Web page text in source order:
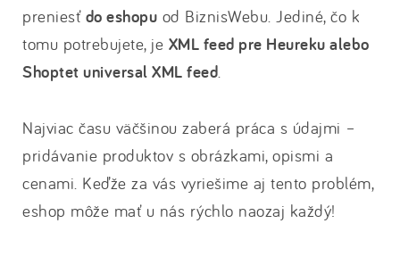
preniesť do eshopu od BiznisWebu. Jediné, čo k
tomu potrebujete, je XML feed pre Heureku alebo
Shoptet universal XML feed.
Najviac času väčšinou zaberá práca s údajmi –
pridávanie produktov s obrázkami, opismi a
cenami. Keďže za vás vyriešime aj tento problém,
eshop môže mať u nás rýchlo naozaj každý!